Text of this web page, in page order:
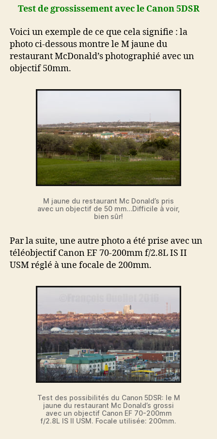
Test de grossissement avec le Canon 5DSR
Voici un exemple de ce que cela signifie : la
photo ci-dessous montre le M jaune du
restaurant McDonald’s photographié avec un
objectif 50mm.
M jaune du restaurant Mc Donald’s pris
avec un objectif de 50 mm…Difficile à voir,
bien sûr!
Par la suite, une autre photo a été prise avec un
téléobjectif Canon EF 70-200mm f/2.8L IS II
USM réglé à une focale de 200mm.
Test des possibilités du Canon 5DSR: le M
jaune du restaurant Mc Donald’s grossi
avec un objectif Canon EF 70-200mm
f/2.8L IS II USM. Focale utilisée: 200mm.